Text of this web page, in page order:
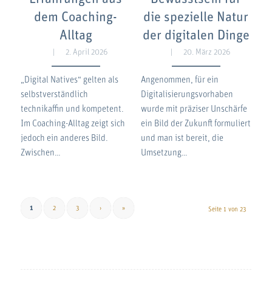
dem Coaching-
Alltag
2. April 2026
„Digital Natives“ gelten als
selbstverständlich
technikaffin und kompetent.
Im Coaching-Alltag zeigt sich
jedoch ein anderes Bild.
Zwischen…
die spezielle Natur
der digitalen Dinge
20. März 2026
Angenommen, für ein
Digitalisierungsvorhaben
wurde mit präziser Unschärfe
ein Bild der Zukunft formuliert
und man ist bereit, die
Umsetzung…
Seite 1 von 23
1 2 3 › »